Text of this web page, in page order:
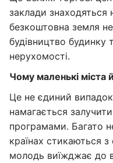
заклади знаходяться
безкоштовна земля не
будівництво
нерухомості.
Чому маленькі міста
Це не єдиний
намагається
програмами. Багато
країнах стикаються
молодь виїжджає до